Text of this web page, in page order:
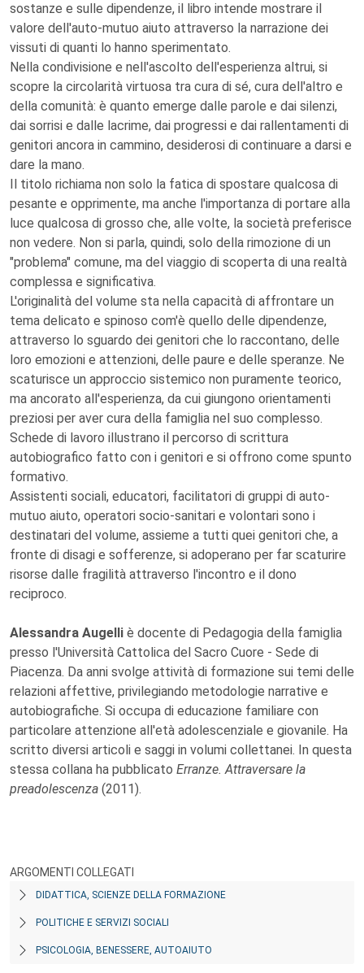
sostanze e sulle dipendenze, il libro intende mostrare il
valore dell'auto-mutuo aiuto attraverso la narrazione dei
vissuti di quanti lo hanno sperimentato.
Nella condivisione e nell'ascolto dell'esperienza altrui, si
scopre la circolarità virtuosa tra cura di sé, cura dell'altro e
della comunità: è quanto emerge dalle parole e dai silenzi,
dai sorrisi e dalle lacrime, dai progressi e dai rallentamenti di
genitori ancora in cammino, desiderosi di continuare a darsi e
dare la mano.
Il titolo richiama non solo la fatica di spostare qualcosa di
pesante e opprimente, ma anche l'importanza di portare alla
luce qualcosa di grosso che, alle volte, la società preferisce
non vedere. Non si parla, quindi, solo della rimozione di un
"problema" comune, ma del viaggio di scoperta di una realtà
complessa e significativa.
L'originalità del volume sta nella capacità di affrontare un
tema delicato e spinoso com'è quello delle dipendenze,
attraverso lo sguardo dei genitori che lo raccontano, delle
loro emozioni e attenzioni, delle paure e delle speranze. Ne
scaturisce un approccio sistemico non puramente teorico,
ma ancorato all'esperienza, da cui giungono orientamenti
preziosi per aver cura della famiglia nel suo complesso.
Schede di lavoro illustrano il percorso di scrittura
autobiografico fatto con i genitori e si offrono come spunto
formativo.
Assistenti sociali, educatori, facilitatori di gruppi di auto-
mutuo aiuto, operatori socio-sanitari e volontari sono i
destinatari del volume, assieme a tutti quei genitori che, a
fronte di disagi e sofferenze, si adoperano per far scaturire
risorse dalle fragilità attraverso l'incontro e il dono
reciproco.
Alessandra Augelli è docente di Pedagogia della famiglia
presso l'Università Cattolica del Sacro Cuore - Sede di
Piacenza. Da anni svolge attività di formazione sui temi delle
relazioni affettive, privilegiando metodologie narrative e
autobiografiche. Si occupa di educazione familiare con
particolare attenzione all'età adolescenziale e giovanile. Ha
scritto diversi articoli e saggi in volumi collettanei. In questa
stessa collana ha pubblicato Erranze. Attraversare la
preadolescenza (2011).
ARGOMENTI COLLEGATI
DIDATTICA, SCIENZE DELLA FORMAZIONE
POLITICHE E SERVIZI SOCIALI
PSICOLOGIA, BENESSERE, AUTOAIUTO